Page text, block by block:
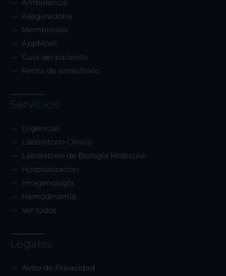
Ambulancia
Aseguradoras
Membresías
AppMóvil
Guía del paciente
Renta de consultorio
Servicios
Urgencias
Laboratorio Clínico
Laboratorio de Biología Molecular
Hospitalización
Imagenología
Hemodinamia
Ver todos
Legales
Aviso de Privacidad